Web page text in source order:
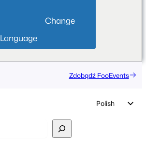
Language
Zdobądź FooEvents
Polish